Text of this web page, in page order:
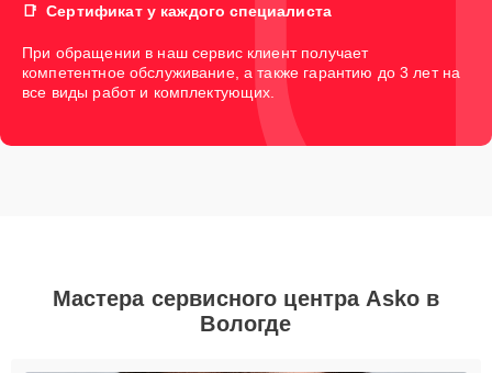
Сертификат у каждого специалиста
При обращении в наш сервис клиент получает
компетентное обслуживание, а также гарантию до 3 лет на
все виды работ и комплектующих.
Мастера сервисного центра Asko в
Вологде